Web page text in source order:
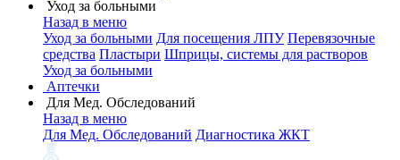
Уход за больными
Назад в меню
Уход за больными Для посещения ЛПУ Перевязочные
средства Пластыри Шприцы, системы для растворов
Уход за больными
Аптечки
Для Мед. Обследований
Назад в меню
Для Мед. Обследований Диагностика ЖКТ